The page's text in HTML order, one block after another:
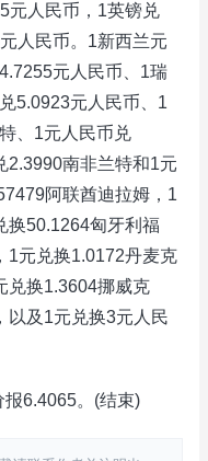
元人民币，1英镑兑
人民币。1新西兰元
元人民币、1瑞
5.0923元人民币、1
、1元人民币兑
2.3990南非兰特和1元
阿联酋迪拉姆，1
换50.1264匈牙利福
1元兑换1.0172丹麦克
兑换1.3604挪威克
以及1元兑换3元人民
6.4065。(结束)